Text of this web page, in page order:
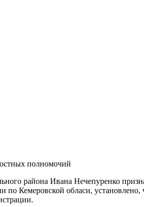
полномочий
района Ивана Нечепуренко
Кемеровской обласи, установлено,